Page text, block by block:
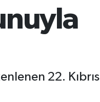
22. Kıbrıs